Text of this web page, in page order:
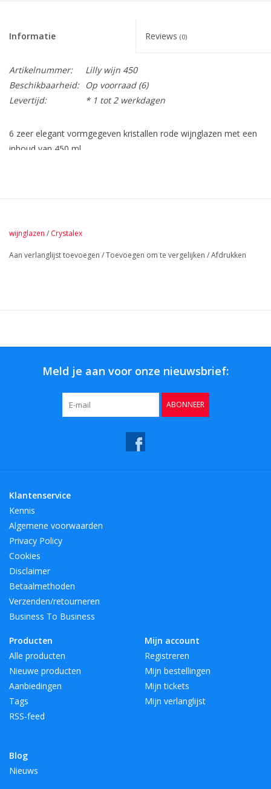
Informatie Reviews (0)
Artikelnummer:
Lilly wijn 450
Beschikbaarheid:
Op voorraad(6)
Levertijd:
* 1 tot 2 werkdagen
6 zeer elegant vormgegeven kristallen rode wijnglazen met een
inhoud van 450 ml.
wijnglazen / Crystalex
Aan verlanglijst toevoegen /Toevoegen om te vergelijken /Afdrukken
Meld je aan voor onze nieuwsbrief:
ABONNEER
Klantenservice
Kennis
Algemene voorwaarden
Privacy Policy
Cookies
Disclaimer
Betaalmethoden
Verzenden/retourneren
Business To Business
Producten
Alle producten
Nieuwe producten
Aanbiedingen
Tags
RSS-feed
Blog
Nieuws
Mijn account
Registreren
Mijn bestellingen
Mijn tickets
Mijn verlanglijst